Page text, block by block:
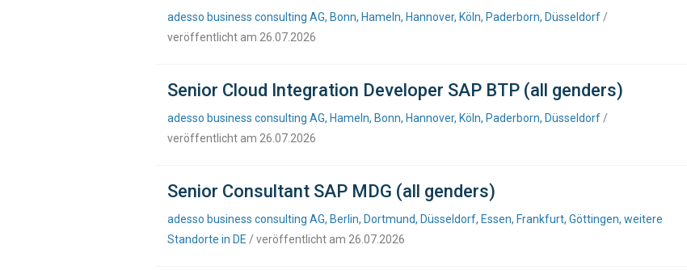
adesso business consulting AG, Bonn, Hameln, Hannover, Köln, Paderborn, Düsseldorf /
veröffentlicht am 26.07.2026
Senior Cloud Integration Developer SAP BTP (all genders)
adesso business consulting AG, Hameln, Bonn, Hannover, Köln, Paderborn, Düsseldorf /
veröffentlicht am 26.07.2026
Senior Consultant SAP MDG (all genders)
adesso business consulting AG, Berlin, Dortmund, Düsseldorf, Essen, Frankfurt, Göttingen, weitere
Standorte in DE / veröffentlicht am 26.07.2026